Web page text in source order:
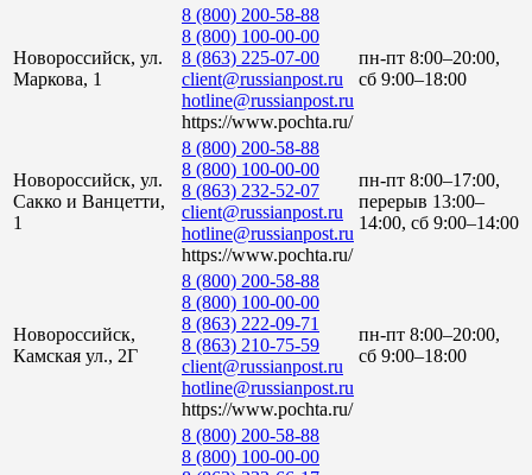
Новороссийск, ул.
Маркова, 1
8 (800) 200-58-88
8 (800) 100-00-00
8 (863) 225-07-00
client@russianpost.ru
hotline@russianpost.ru
https://www.pochta.ru/
пн-пт 8:00–20:00,
сб 9:00–18:00
Новороссийск, ул.
Сакко и Ванцетти,
1
8 (800) 200-58-88
8 (800) 100-00-00
8 (863) 232-52-07
client@russianpost.ru
hotline@russianpost.ru
https://www.pochta.ru/
пн-пт 8:00–17:00,
перерыв 13:00–
14:00, сб 9:00–14:00
Новороссийск,
Камская ул., 2Г
8 (800) 200-58-88
8 (800) 100-00-00
8 (863) 222-09-71
8 (863) 210-75-59
client@russianpost.ru
hotline@russianpost.ru
https://www.pochta.ru/
пн-пт 8:00–20:00,
сб 9:00–18:00
8 (800) 200-58-88
8 (800) 100-00-00